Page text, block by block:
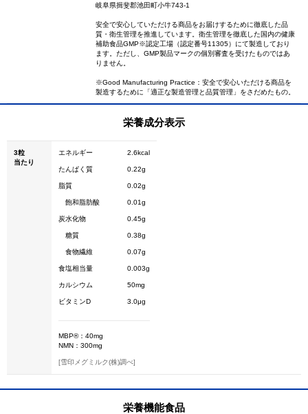
岐阜県揖斐郡池田町小牛743-1
安全で安心していただける商品をお届けするために徹底した品
質・衛生管理を推進しています。衛生管理を徹底した国内の健康
補助食品GMP※認定工場（認定番号11305）にて製造しており
ます。ただし、GMP製品マークの個別審査を受けたものではあ
りません。
※Good Manufacturing Practice：安全で安心いただける商品を
製造するために「適正な製造管理と品質管理」をさだめたもの。
栄養成分表示
3粒
当たり
エネルギー 2.6kcal
たんぱく質 0.22g
脂質 0.02g
飽和脂肪酸 0.01g
炭水化物 0.45g
糖質 0.38g
食物繊維 0.07g
食塩相当量 0.003g
カルシウム 50mg
ビタミンD 3.0μg
MBP®：40mg
NMN：300mg
[雪印メグミルク(株)調べ]
栄養機能食品